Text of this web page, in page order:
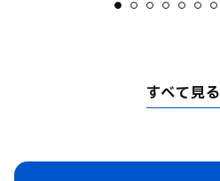
すべて見る